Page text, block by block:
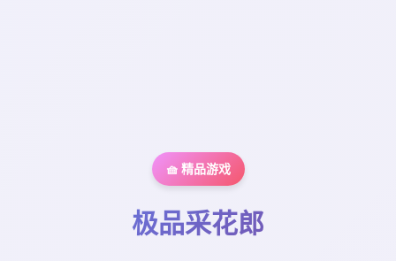
🧺 精品游戏
极品采花郎